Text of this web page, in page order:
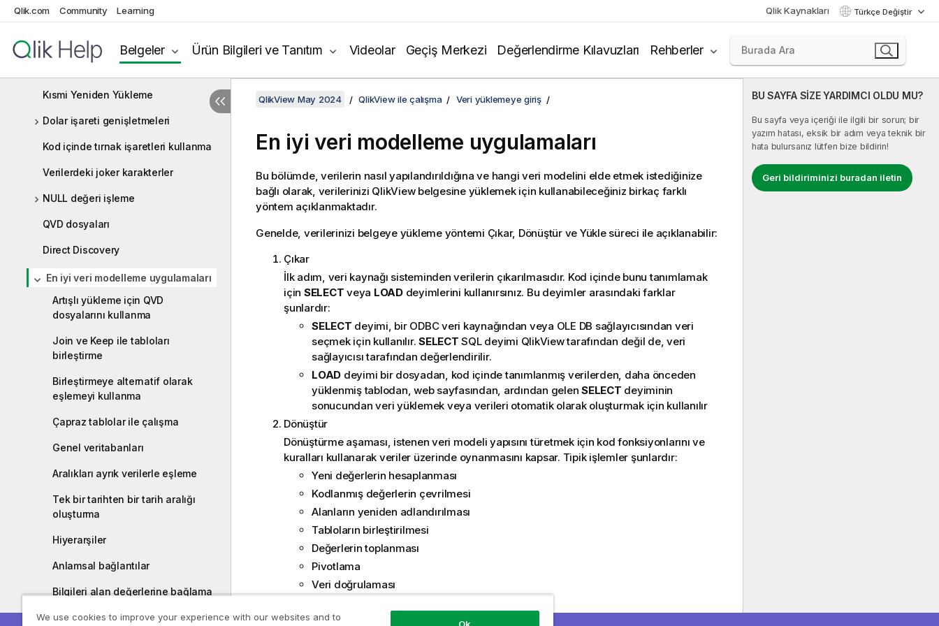
Qlik.com Community Learning Qlik Kaynakları Türkçe Değiştir
Belgeler Ürün Bilgileri ve Tanıtım Videolar Geçiş Merkezi Değerlendirme Kılavuzları Rehberler
Daha önce yüklenmiş bir tablodan
Kısmi Yeniden Yükleme
Dolar işareti genişletmeleri
Kod içinde tırnak işaretleri kullanma
Verilerdeki joker karakterler
NULL değeri işleme
QVD dosyaları
Direct Discovery
En iyi veri modelleme uygulamaları
Artışlı yükleme için QVD
dosyalarını kullanma
Join ve Keep ile tabloları
birleştirme
Birleştirmeye alternatif olarak
eşlemeyi kullanma
Çapraz tablolar ile çalışma
Genel veritabanları
Aralıkları ayrık verilerle eşleme
Tek bir tarihten bir tarih aralığı
oluşturma
Hiyerarşiler
Anlamsal bağlantılar
Bilgileri alan değerlerine bağlama
Veri temizleme
BU SAYFA SİZE YARDIMCI OLDU MU?
Bu sayfa veya içeriği ile ilgili bir sorun; bir
yazım hatası, eksik bir adım veya teknik bir
hata bulursanız lütfen bize bildirin!
Geri bildiriminizi buradan iletin
QlikView May 2024 QlikView ile çalışma Veri yüklemeye giriş
En iyi veri modelleme uygulamaları
Bu bölümde, verilerin nasıl yapılandırıldığına ve hangi veri modelini elde etmek istediğinize
bağlı olarak, verilerinizi QlikViewbelgesine yüklemek için kullanabileceğiniz birkaç farklı
yöntem açıklanmaktadır.
Genelde, verilerinizi belgeye yükleme yöntemi Çıkar, Dönüştür ve Yükle süreci ile açıklanabilir:
Çıkar
İlk adım, veri kaynağı sisteminden verilerin çıkarılmasıdır. Kod içinde bunu tanımlamak
için SELECT veya LOADdeyimlerini kullanırsınız. Bu deyimler arasındaki farklar
şunlardır:
SELECT deyimi, bir ODBCveri kaynağından veya OLE DB sağlayıcısından veri
seçmek için kullanılır. SELECT SQLdeyimi QlikViewtarafından değil de, veri
sağlayıcısı tarafından değerlendirilir.
LOAD deyimi bir dosyadan, kod içinde tanımlanmış verilerden, daha önceden
yüklenmiş tablodan, web sayfasından, ardından gelen SELECT deyiminin
sonucundan veri yüklemek veya verileri otomatik olarak oluşturmak için kullanılır
Dönüştür
Dönüştürme aşaması, istenen veri modeli yapısını türetmek için kod fonksiyonlarını ve
kuralları kullanarak veriler üzerinde oynanmasını kapsar. Tipik işlemler şunlardır:
Yeni değerlerin hesaplanması
Kodlanmış değerlerin çevrilmesi
Alanların yeniden adlandırılması
Tabloların birleştirilmesi
Değerlerin toplanması
Pivotlama
Veri doğrulaması
Son adımda, belgede tanımladığınız veri modelini yüklemek için kodu çalıştırırsınız.
We use cookies to improve your experience with our websites and to